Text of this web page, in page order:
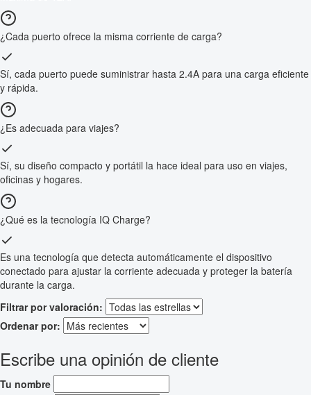
¿Cada puerto ofrece la misma corriente de carga?
Sí, cada puerto puede suministrar hasta 2.4A para una carga eficiente
y rápida.
¿Es adecuada para viajes?
Sí, su diseño compacto y portátil la hace ideal para uso en viajes,
oficinas y hogares.
¿Qué es la tecnología IQ Charge?
Es una tecnología que detecta automáticamente el dispositivo
conectado para ajustar la corriente adecuada y proteger la batería
durante la carga.
Filtrar por valoración:
Ordenar por:
Escribe una opinión de cliente
Tu nombre